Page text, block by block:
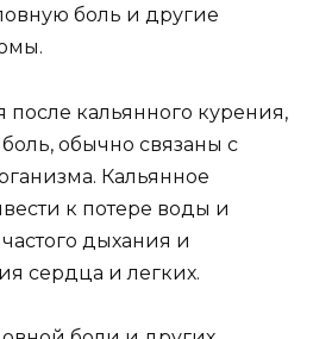
боль и другие
кальянного курения,
обычно связаны с
Кальянное
к потере воды и
дыхания и
сердца и легких.